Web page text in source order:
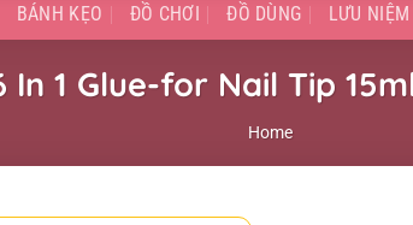
BÁNH KẸO ĐỒ CHƠI ĐỒ DÙNG LƯU NIỆM
In 1 Glue-for Nail Tip
Home